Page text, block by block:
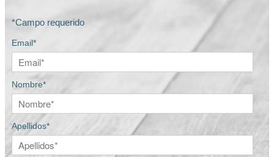
*Campo requerido
Email*
Nombre*
Apellidos*